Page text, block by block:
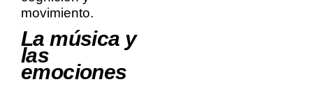
movimiento.
La música y
las
emociones